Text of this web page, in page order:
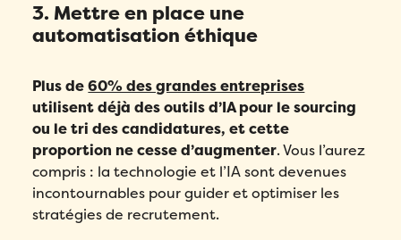
3. Mettre en place une
automatisation éthique
Plus de60% des grandes entreprises
utilisent déjà des outils d’IA pour le sourcing
ou le tri des candidatures, et cette
proportion ne cesse d’augmenter. Vous l’aurez
compris : la technologie et l’IA sont devenues
incontournables pour guider et optimiser les
stratégies de recrutement.